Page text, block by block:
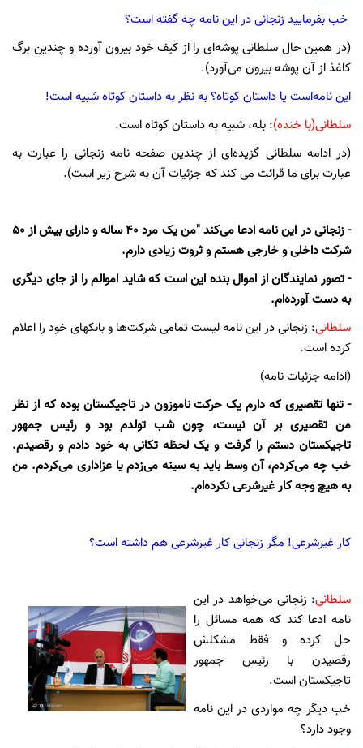
خب بفرمایید زنجانی در این نامه چه گفته است؟
(در همین حال سلطانی پوشه‌ای را از کیف خود بیرون آورده و چندین برگ
کاغذ از آن پوشه بیرون می‌آورد).
این نامه‌است یا داستان کوتاه؟ به نظر به داستان کوتاه شبیه است!
سلطانی(با خنده): بله، شبیه به داستان کوتاه است.
(در ادامه سلطانی گزیده‌ای از چندین صفحه نامه زنجانی را عبارت به
عبارت برای ما قرائت می کند که جزئیات آن به شرح زیر است).
- زنجانی در این نامه ادعا می‌‌کند "من یک مرد 40 ساله و دارای بیش از 50
شرکت داخلی و خارجی هستم و ثروت زیادی دارم.
- تصور نمایندگان از اموال بنده این است که شاید اموالم را از جای دیگری
به دست آورده‌ام.
سلطانی: زنجانی در این نامه لیست تمامی شرکت‌ها و بانکهای خود را اعلام
کرده است.
(ادامه جزئیات نامه)
- تنها تقصیری که دارم یک حرکت ناموزون در تاجیکستان بوده که از نظر
من تقصیری بر آن نیست، چون شب تولدم بود و رئیس جمهور
تاجیکستان دستم را گرفت و یک لحظه تکانی به خود دادم و رقصیدم.
خب چه می‌کردم، آن وسط باید به سینه می‌زدم یا عزاداری می‌کردم. من
به هیچ وجه کار غیرشرعی نکرده‌ام.
کار غیرشرعی! مگر زنجانی کار غیرشرعی هم داشته است؟
سلطانی: زنجانی می‌خواهد در این
نامه ادعا کند که همه مسائل را
حل کرده و فقط مشکلش
رقصیدن با رئیس جمهور
تاجیکستان است.
خب دیگر چه مواردی در این نامه
وجود دارد؟